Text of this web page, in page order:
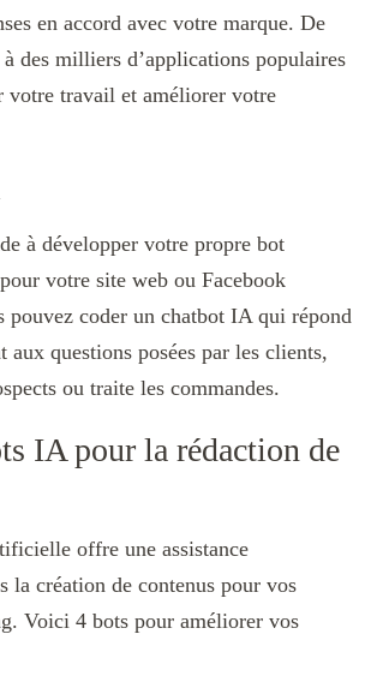
en accord avec votre marque. De
des milliers d’applications populaires
votre travail et améliorer votre
à développer votre propre bot
votre site web ou Facebook
pouvez coder un chatbot IA qui répond
aux questions posées par les clients,
ou traite les commandes.
IA pour la rédaction de
offre une assistance
la création de contenus pour vos
Voici 4 bots pour améliorer vos